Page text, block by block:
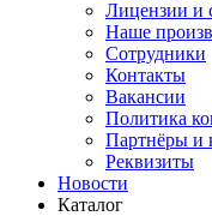
Лицензии и
Наше
Сотрудники
Контакты
Вакансии
Политика
Партнёры и
Реквизиты
Новости
Каталог